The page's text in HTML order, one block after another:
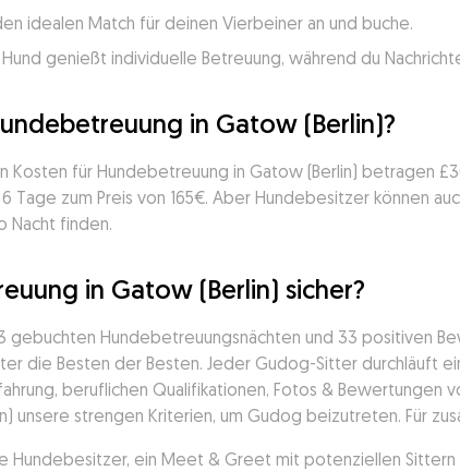
idealen Match für deinen Vierbeiner an und buche.
Hund genießt individuelle Betreuung, während du
in Gatow (Berlin)?
Kosten für Hundebetreuung in Gatow (Berlin) betragen
Tage zum Preis von 165€. Aber Hundebesitzer können
Nacht finden.
in Gatow (Berlin) sicher?
gebuchten Hundebetreuungsnächten und 33 positiven
die Besten der Besten. Jeder Gudog-Sitter durchläuft
beruflichen Qualifikationen, Fotos & Bewertungen
unsere strengen Kriterien, um Gudog beizutreten. Für
Hundebesitzer, ein Meet & Greet mit potenziellen